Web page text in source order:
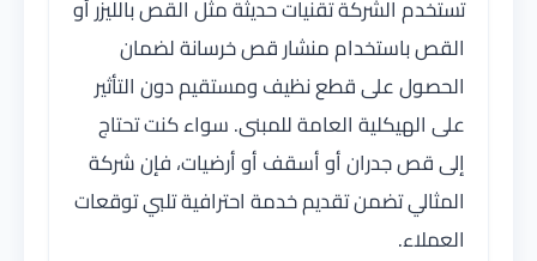
تستخدم الشركة تقنيات حديثة مثل القص بالليزر أو
القص باستخدام منشار قص خرسانة لضمان
الحصول على قطع نظيف ومستقيم دون التأثير
على الهيكلية العامة للمبنى. سواء كنت تحتاج
إلى قص جدران أو أسقف أو أرضيات، فإن شركة
المثالي تضمن تقديم خدمة احترافية تلبي توقعات
العملاء.